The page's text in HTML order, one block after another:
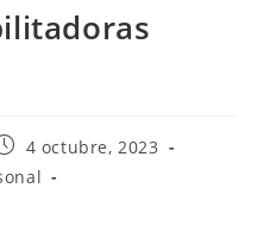
4 octubre, 2023